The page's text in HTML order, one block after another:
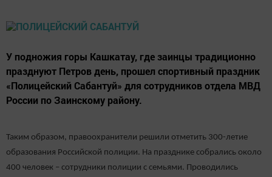
У подножия горы Кашкатау, где заинцы традиционно
празднуют Петров день, прошел спортивный праздник
«Полицейский Сабантуй» для сотрудников отдела МВД
России по Заинскому району.
Таким образом, правоохранители решили отметить 300-летие
образования Российской полиции. На празднике собрались около
400 человек – сотрудники полиции с семьями. Проводились